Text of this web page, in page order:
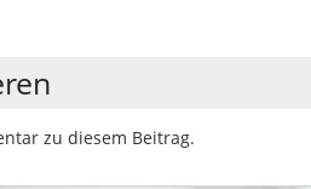
zu diesem Beitrag.